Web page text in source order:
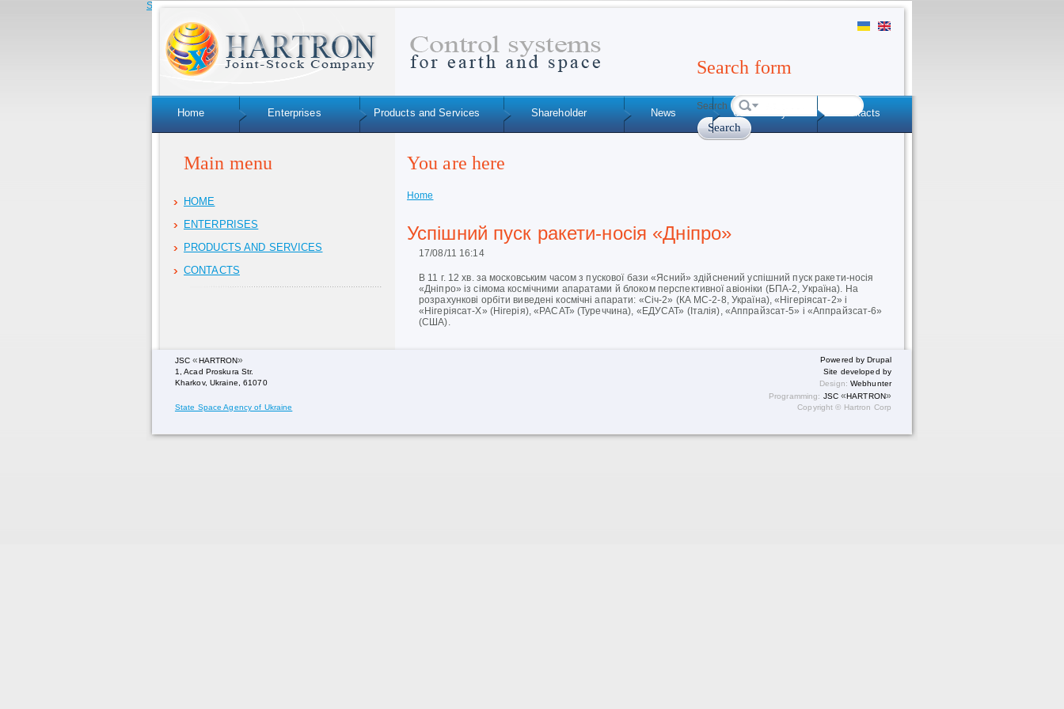
Skip to navigation
Search form
Search
Home Enterprises Products and Services Shareholder News Our History Contacts
Main menu
HOME
ENTERPRISES
PRODUCTS AND SERVICES
CONTACTS
You are here
Home
Успішний пуск ракети-носія «Дніпро»
17/08/11 16:14
В 11 г. 12 хв. за московським часом з пускової бази «Ясний» здійснений успішний пуск ракети-носія
«Дніпро» із сімома космічними апаратами й блоком перспективної авіоніки (БПА-2, Україна). На
розрахункові орбіти виведені космічні апарати: «Січ-2» (КА МС-2-8, Україна), «Нігеріясат-2» і
«Нігеріясат-X» (Нігерія), «РАСАТ» (Туреччина), «ЕДУСАТ» (Італія), «Аппрайзсат-5» і «Аппрайзсат-6»
(США).
JSC«HARTRON»
Powered by Drupal
1, Acad Proskura Str.
Site developed by
Kharkov, Ukraine, 61070
Design: Webhunter
Programming: JSC «HARTRON»
State Space Agency of Ukraine Copyright © Hartron Corp